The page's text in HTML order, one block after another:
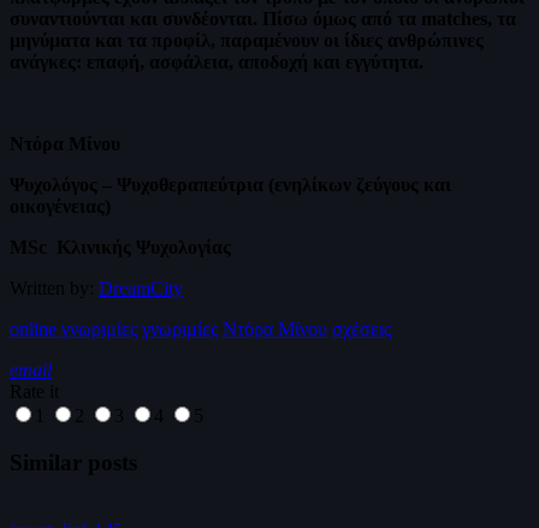
συναντιούνται και συνδέονται. Πίσω όμως από τα matches, τα
μηνύματα και τα προφίλ, παραμένουν οι ίδιες ανθρώπινες
ανάγκες: επαφή, ασφάλεια, αποδοχή και εγγύτητα.
Ντόρα Μίνου
Ψυχολόγος – Ψυχοθεραπεύτρια (ενηλίκων ζεύγους και
οικογένειας)
ΜSc Κλινικής Ψυχολογίας
Written by: DreamCity
online γνωριμίες γνωριμίες Ντόρα Μίνου σχέσεις
email
Rate it
1
2 3 4 5
Similar posts